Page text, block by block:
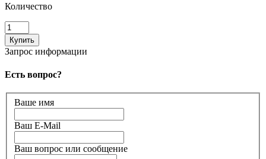
Количество
Запрос информации
Есть вопрос?
Ваше имя
Ваш E-Mail
Ваш вопрос или сообщение